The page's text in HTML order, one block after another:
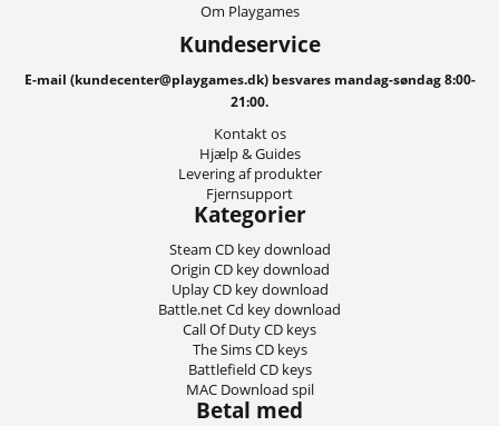
Om Playgames
Kundeservice
E-mail (kundecenter@playgames.dk) besvares mandag-søndag 8:00-
21:00.
Kontakt os
Hjælp & Guides
Levering af produkter
Fjernsupport
Kategorier
Steam CD key download
Origin CD key download
Uplay CD key download
Battle.net Cd key download
Call Of Duty CD keys
The Sims CD keys
Battlefield CD keys
MAC Download spil
Betal med